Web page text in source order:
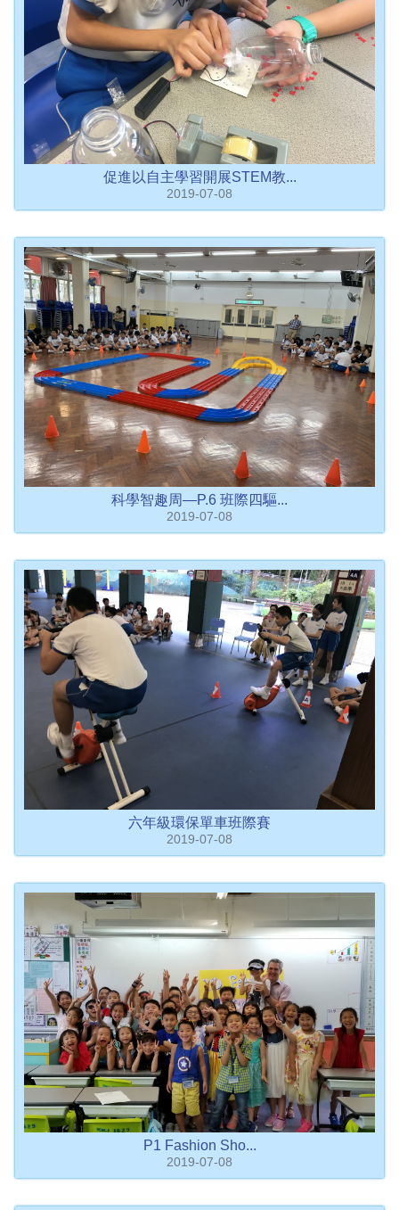
促進以自主學習開展STEM教...
2019-07-08
科學智趣周—P.6 班際四驅...
2019-07-08
六年級環保單車班際賽
2019-07-08
P1 Fashion Sho...
2019-07-08